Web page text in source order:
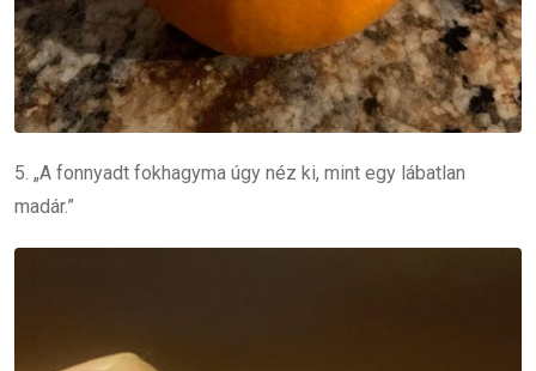
5. „A fonnyadt fokhagyma úgy néz ki, mint egy lábatlan
madár.”